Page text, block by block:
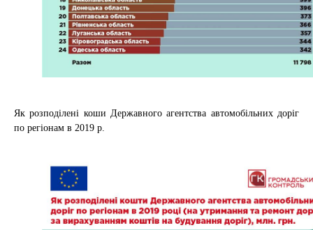
Як розподілені коши Державного агентства автомобільних доріг
по регіонам в 2019 р.